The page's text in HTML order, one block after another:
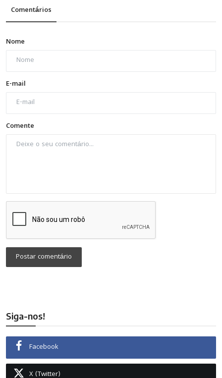
Comentários
Nome
E-mail
Comente
Postar comentário
Siga-nos!
Facebook
X (Twitter)